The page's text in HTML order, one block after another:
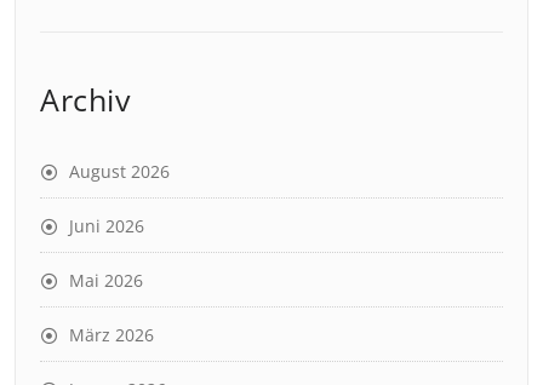
Archiv
August 2026
Juni 2026
Mai 2026
März 2026